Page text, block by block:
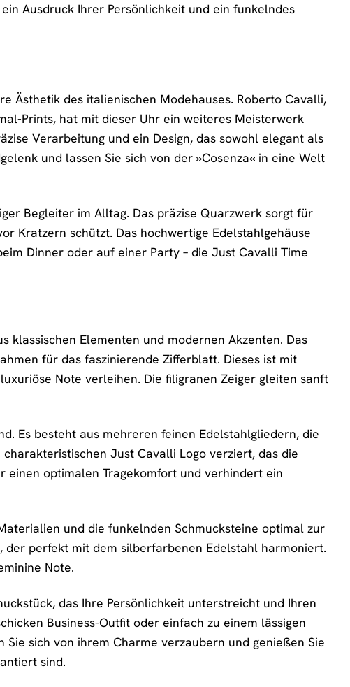
Ausdruck Ihrer Persönlichkeit und ein funkelndes
Ästhetik des italienischen Modehauses. Roberto Cavalli,
Prints, hat mit dieser Uhr ein weiteres Meisterwerk
Verarbeitung und ein Design, das sowohl elegant als
und lassen Sie sich von der »Cosenza« in eine Welt
Begleiter im Alltag. Das präzise Quarzwerk sorgt für
Kratzern schützt. Das hochwertige Edelstahlgehäuse
Dinner oder auf einer Party – die Just Cavalli Time
klassischen Elementen und modernen Akzenten. Das
für das faszinierende Zifferblatt. Dieses ist mit
Note verleihen. Die filigranen Zeiger gleiten sanft
Es besteht aus mehreren feinen Edelstahlgliedern, die
Just Cavalli Logo verziert, das die
optimalen Tragekomfort und verhindert ein
und die funkelnden Schmucksteine optimal zur
perfekt mit dem silberfarbenen Edelstahl harmoniert.
Note.
das Ihre Persönlichkeit unterstreicht und Ihren
Business-Outfit oder einfach zu einem lässigen
Sie sich von ihrem Charme verzaubern und genießen Sie
sind.